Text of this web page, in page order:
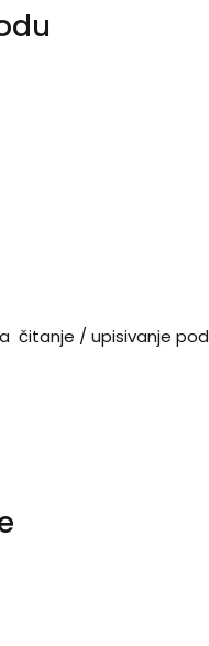
/ upisivanje